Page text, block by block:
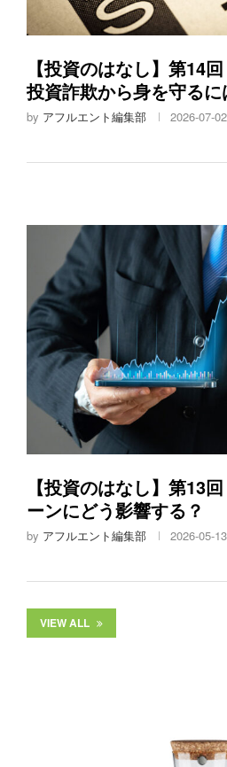
【投資のはなし】第14
投資詐欺から身を守るに
by アフルエント編集部 2026-07-02
【投資のはなし】第13
ーンにどう影響する？
by アフルエント編集部 2026-05-13
VIEW ALL